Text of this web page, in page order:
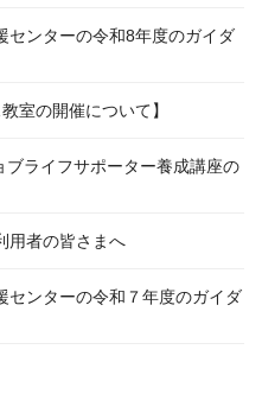
センターの令和8年度のガイダ
室の開催について】
ライフサポーター養成講座の
用者の皆さまへ
センターの令和７年度のガイダ